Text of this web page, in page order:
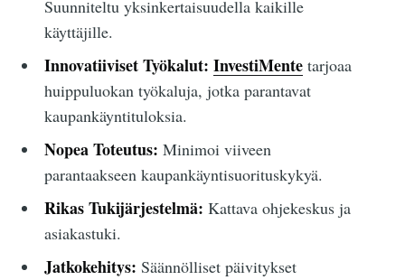
Suunniteltu yksinkertaisuudella kaikille
käyttäjille.
Innovatiiviset Työkalut: InvestiMentetarjoaa
huippuluokan työkaluja, jotka parantavat
kaupankäyntituloksia.
Nopea Toteutus: Minimoi viiveen
parantaakseen kaupankäyntisuorituskykyä.
Rikas Tukijärjestelmä: Kattava ohjekeskus ja
asiakastuki.
Jatkokehitys: Säännölliset päivitykset